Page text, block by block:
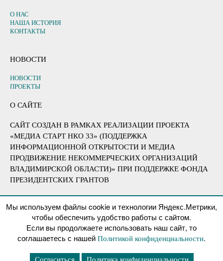
О НАС
НАША ИСТОРИЯ
КОНТАКТЫ
НОВОСТИ
НОВОСТИ
ПРОЕКТЫ
О САЙТЕ
САЙТ СОЗДАН В РАМКАХ РЕАЛИЗАЦИИ ПРОЕКТА
«МЕДИА СТАРТ НКО 33» (ПОДДЕРЖКА
ИНФОРМАЦИОННОЙ ОТКРЫТОСТИ И МЕДИА
ПРОДВИЖЕНИЕ НЕКОММЕРЧЕСКИХ ОРГАНИЗАЦИЙ
ВЛАДИМИРСКОЙ ОБЛАСТИ)» ПРИ ПОДДЕРЖКЕ ФОНДА
ПРЕЗИДЕНТСКИХ ГРАНТОВ
© 2026В Тишине Вверх
Мы используем файлы cookie и технологии Яндекс.Метрики,
чтобы обеспечить удобство работы с сайтом.
Если вы продолжаете использовать наш сайт, то
соглашаетесь с нашей Политикой конфиденциальности.